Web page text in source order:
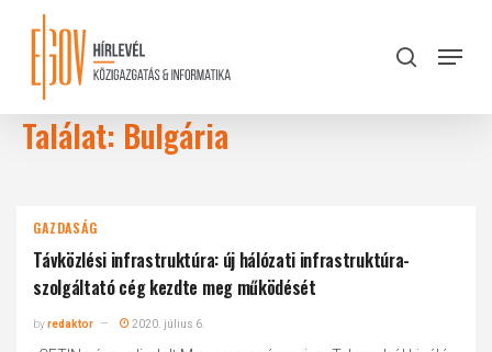
content
search
Menu
Találat: Bulgária
GAZDASÁG
Távközlési infrastruktúra: új hálózati infrastruktúra-
szolgáltató cég kezdte meg működését
byredaktor 2020. július 6.
Close